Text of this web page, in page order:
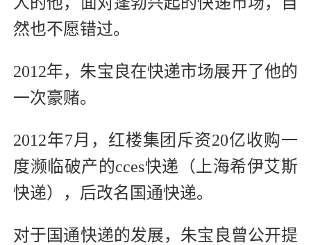
然也不愿错过。
2012年，朱宝良在快递市场展开了他的
一次豪赌。
2012年7月，红楼集团斥资20亿收购一
度濒临破产的cces快递（上海希伊艾斯
快递），后改名国通快递。
对于国通快递的发展，朱宝良曾公开提